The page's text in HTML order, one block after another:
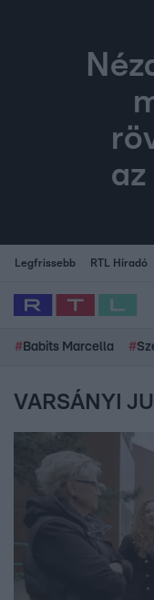
az
Legfrissebb RTL Híradó
# Babits Marcella #
VARSÁNYI